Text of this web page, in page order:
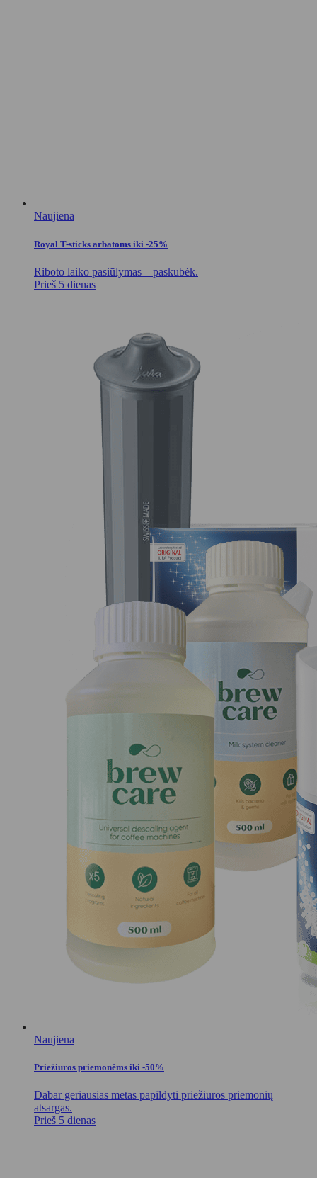
Naujiena
Royal T-sticks arbatoms iki -25%
Riboto laiko pasiūlymas – paskubėk.
Prieš 5 dienas
Naujiena
Priežiūros priemonėms iki -50%
Dabar geriausias metas papildyti priežiūros priemonių
atsargas.
Prieš 5 dienas